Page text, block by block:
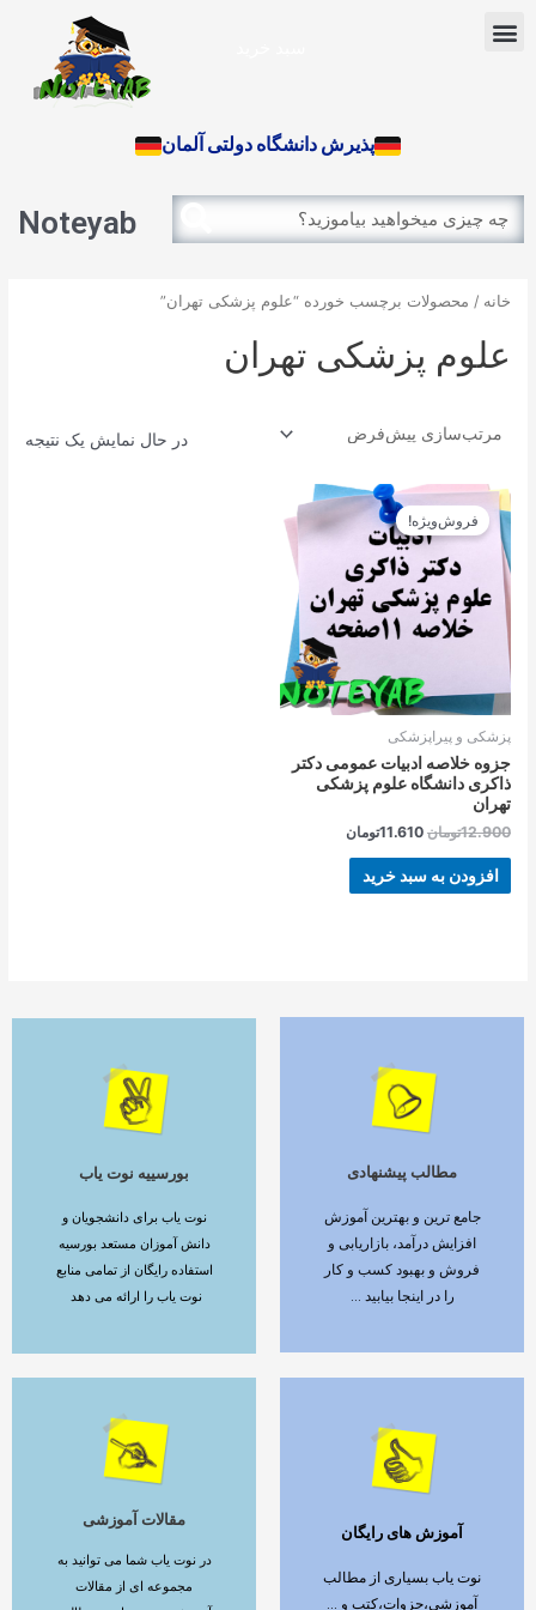
Menu
پذیرش دانشگاه دولتی آلمان
Search
Search
Noteyab
خانه / محصولات برچسب خورده “علوم پزشکی تهران”
علوم پزشکی تهران
در حال نمایش یک نتیجه
فروش‌ویژه!
پزشکی و پیراپزشکی
جزوه خلاصه ادبیات عمومی دکتر
ذاکری دانشگاه علوم پزشکی
تهران
12.900تومان
قیمت
اصلی
12.900تومان
بود.
11.610تومان
قیمت
11.610تومان
افزودن به سبد خرید
مطالب پیشنهادی
جامع ترین و بهترین آموزش
افزایش درآمد، بازاریابی و
فروش و بهبود کسب و کار
را در اینجا بیابید ...
ادامه مطلب بورسییه نوت یاب
نوت یاب برای دانشجویان و
دانش آموزان مستعد بورسیه
استفاده رایگان از تمامی منابع
نوت یاب را ارائه می دهد
ادامه مطلب
آموزش های رایگان
نوت یاب بسیاری از مطالب
آموزشی،جزوات،کتب و ...
ادامه مطلب
مقالات آموزشی
در نوت یاب شما می توانید به
مجموعه ای از مقالات